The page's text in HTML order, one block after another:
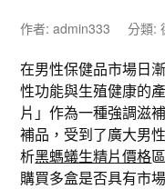
作者:admin333 分類:
在男性保健品市場日
性功能與生殖健康的
片」作為一種強調滋
補品，受到了廣大男
析黑螞蟻生精片價格
購買多盒是否具有市